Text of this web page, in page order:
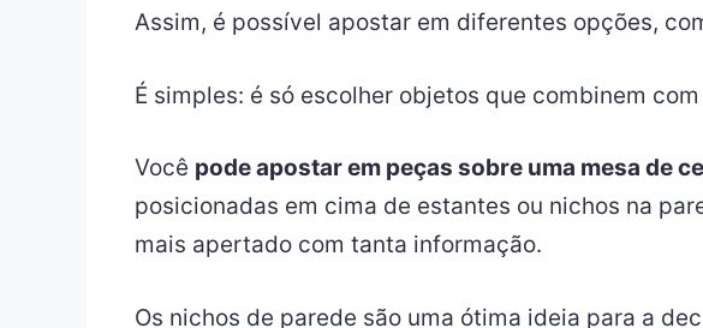
Assim, é possível apostar em diferentes opções,
É simples: é só escolher objetos que combinem
Você pode apostar em peças sobre uma mesa de
posicionadas em cima de estantes ou nichos na
mais apertado com tanta informação.
Os nichos de parede são uma ótima ideia para a